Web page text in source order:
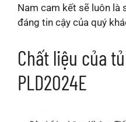
Nam cam kết sẽ luôn là
đáng tin cậy của quý
Chất liệu của
PLD2024E